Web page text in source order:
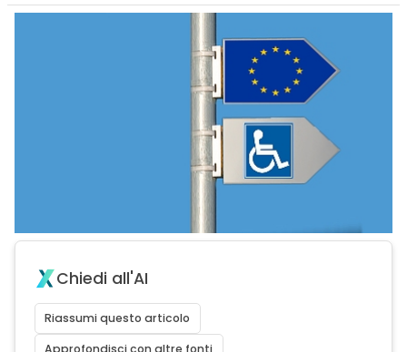
Chiedi all'AI
Riassumi questo articolo
Approfondisci con altre fonti